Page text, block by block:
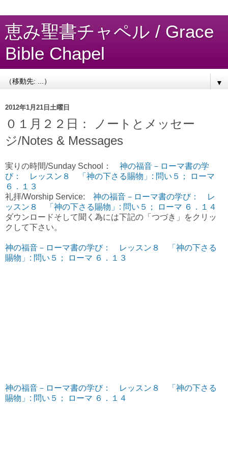
恵み聖書チャペル / Grace
Bible Chapel
▼
2012年1月21日土曜日
０１月２２日： ノートとメッセー
ジ/Notes & Messages
実りの時間/Sunday School： 神の福音－ローマ書の学
び： レッスン８ 「神の下さる賜物」: 問い５； ローマ
６．１３
礼拝/Worship Service: 神の福音－ローマ書の学び： レ
ッスン８ 「神の下さる賜物」: 問い５； ローマ ６．１４
ダウンロードそして聞く為には下記の「つづき」をクリッ
クして下さい。
神の福音－ローマ書の学び： レッスン８ 「神の下さる
賜物」: 問い５； ローマ ６．１３
神の福音－ローマ書の学び： レッスン８ 「神の下さる
賜物」: 問い５； ローマ ６．１４